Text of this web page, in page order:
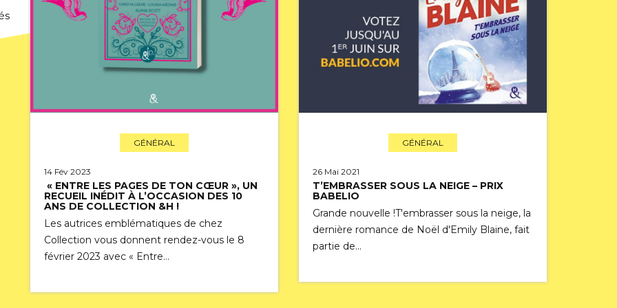
GÉNÉRAL
14 Fév 2023
« ENTRE LES PAGES DE TON CŒUR », UN
RECUEIL INÉDIT À L’OCCASION DES 10
ANS DE COLLECTION &H !
Les autrices emblématiques de chez
Collection vous donnent rendez-vous le 8
février 2023 avec « Entre…
GÉNÉRAL
26 Mai 2021
T’EMBRASSER SOUS LA NEIGE – PRIX
BABELIO
Grande nouvelle !T'embrasser sous la neige, la
dernière romance de Noël d'Emily Blaine, fait
partie de…